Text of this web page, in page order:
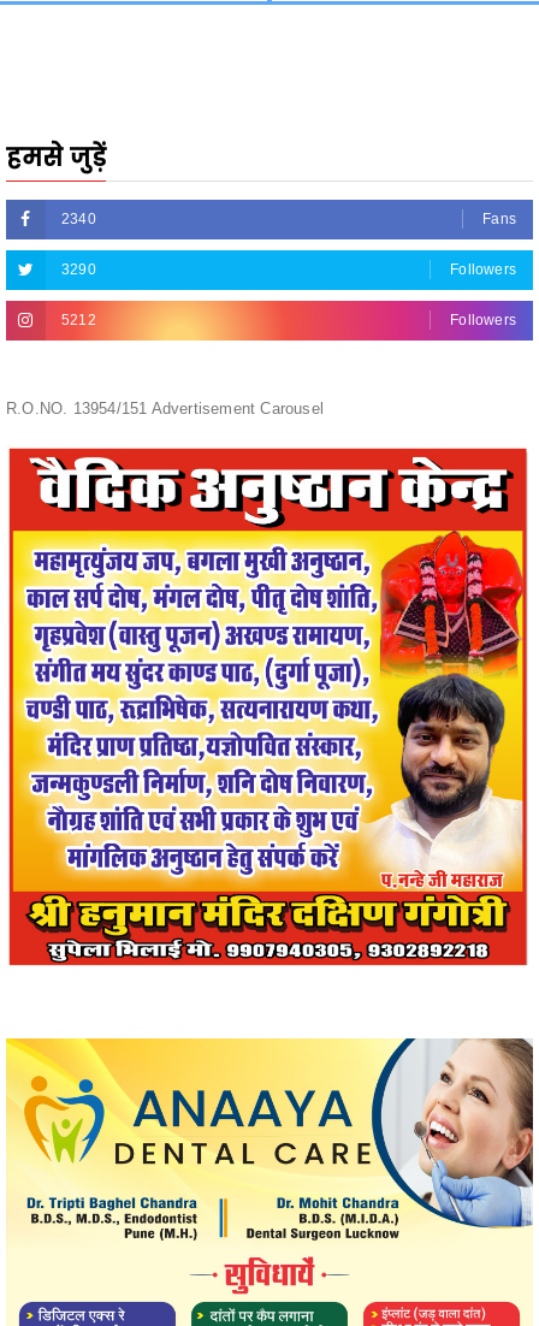
2340
3290 Followers
5212 Followers
R.O.NO. 13954/151 Advertisement Carousel